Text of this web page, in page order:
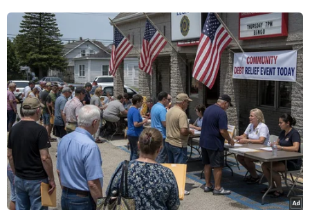
Thuỳ Giang
31/10/2019 09:10
“Nghiên cứu về gene ở trẻ tự kỷ Việt Nam” là
nghiên cứu lớn và công phu nhất về gen trên trẻ tự
kỷ ở Việt Nam từ trước tới nay với những thông tin
quan trọng về đặc điểm di truyền.